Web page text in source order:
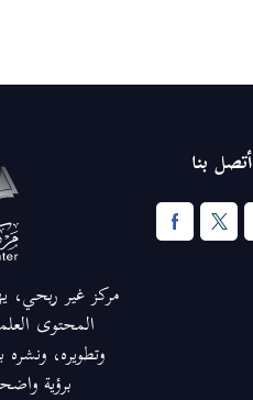
أتصل بنا
مركز غير ربحي،
المحتوى
وتطويره، ونشره
برؤية